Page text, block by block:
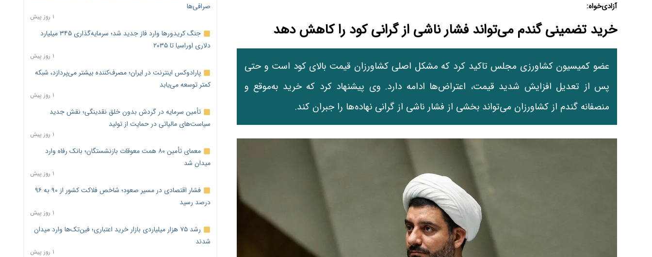
آزادی‌خواه:
خرید تضمینی گندم می‌تواند فشار ناشی از گرانی کود را کاهش دهد
عضو کمیسیون کشاورزی مجلس تاکید کرد که مشکل اصلی کشاورزان قیمت بالای کود است و حتی
پس از تعدیل افزایش شدید قیمت، اعتراض‌ها ادامه دارد. وی پیشنهاد کرد که خرید به‌موقع و
منصفانه گندم از کشاورزان می‌تواند بخشی از فشار ناشی از گرانی نهاده‌ها را جبران کند.
صرافی‌ها
۱ روز پیش
جنگ کریدورها وارد فاز جدید شد؛ سرمایه‌گذاری ۳۴۵ میلیارد
دلاری اوراسیا تا ۲۰۳۵
۱ روز پیش
پارادوکس اینترنت در ایران؛ مصرف‌کننده بیشتر می‌پردازد، شبکه
کمتر توسعه می‌یابد
۱ روز پیش
تأمین سرمایه در گردش بدون خلق نقدینگی؛ نقش جدید
سیاست‌های مالیاتی در حمایت از تولید
۱ روز پیش
معمای تأمین ۸۰ همت معوقات بازنشستگان؛ بانک رفاه وارد
میدان شد
۱ روز پیش
فشار اقتصادی در مسیر صعود؛ شاخص فلاکت کشور از ۹۰ به ۹۶
درصد رسید
۱ روز پیش
رشد ۷۵ هزار میلیاردی بازار خرید اعتباری؛ فین‌تک‌ها وارد میدان
شدند
۱ روز پیش